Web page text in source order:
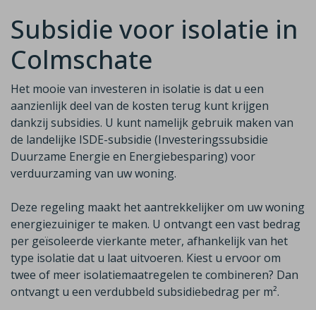
Subsidie voor isolatie in
Colmschate
Het mooie van investeren in isolatie is dat u een
aanzienlijk deel van de kosten terug kunt krijgen
dankzij subsidies. U kunt namelijk gebruik maken van
de landelijke ISDE-subsidie (Investeringssubsidie
Duurzame Energie en Energiebesparing) voor
verduurzaming van uw woning.
Deze regeling maakt het aantrekkelijker om uw woning
energiezuiniger te maken. U ontvangt een vast bedrag
per geïsoleerde vierkante meter, afhankelijk van het
type isolatie dat u laat uitvoeren. Kiest u ervoor om
twee of meer isolatiemaatregelen te combineren? Dan
ontvangt u een verdubbeld subsidiebedrag per m².